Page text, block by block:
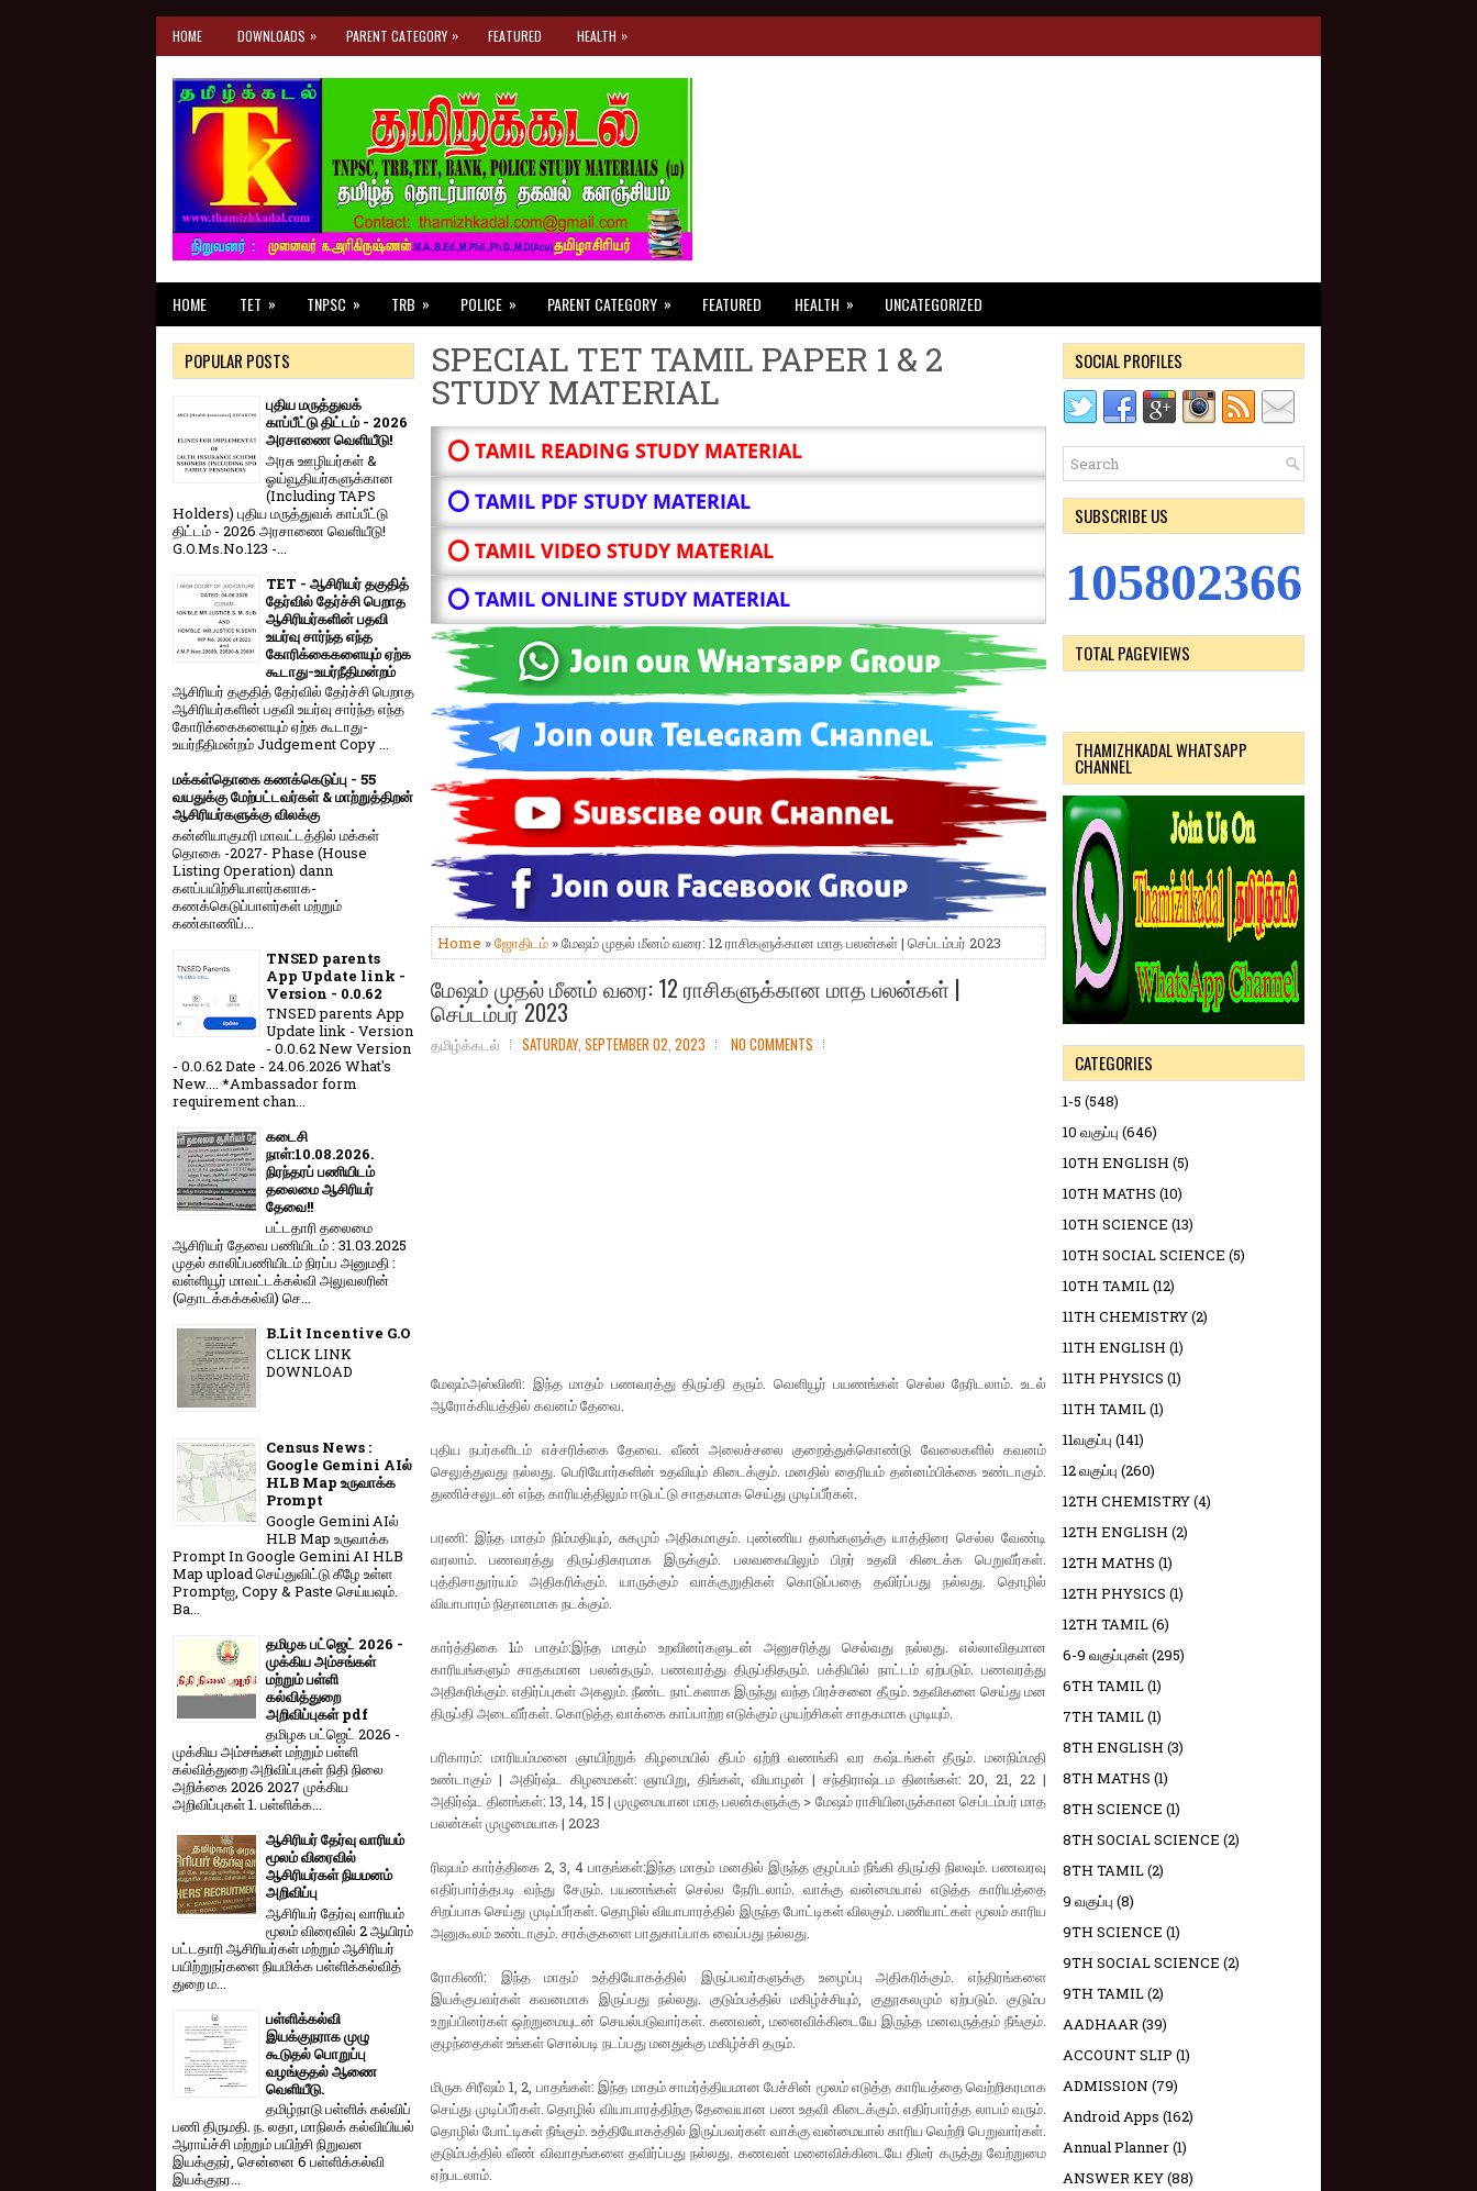
HOME DOWNLOADS » PARENT CATEGORY » FEATURED HEALTH »
HOME TET » TNPSC » TRB » POLICE » PARENT CATEGORY » FEATURED HEALTH » UNCATEGORIZED
SPECIAL TET TAMIL PAPER 1 & 2
STUDY MATERIAL
⭕ TAMIL READING STUDY MATERIAL
⭕ TAMIL PDF STUDY MATERIAL
⭕ TAMIL VIDEO STUDY MATERIAL
⭕ TAMIL ONLINE STUDY MATERIAL
Home »ஜோதிடம் » மேஷம் முதல் மீனம் வரை: 12 ராசிகளுக்கான மாத பலன்கள் | செப்டம்பர் 2023
மேஷம் முதல் மீனம் வரை: 12 ராசிகளுக்கான மாத பலன்கள் |
செப்டம்பர் 2023
தமிழ்க்கடல் SATURDAY, SEPTEMBER 02, 2023 NO COMMENTS
மேஷம்அஸ்வினி: இந்த மாதம் பணவரத்து திருப்தி தரும். வெளியூர் பயணங்கள் செல்ல நேரிடலாம். உடல்
ஆரோக்கியத்தில் கவனம் தேவை.
புதிய நபர்களிடம் எச்சரிக்கை தேவை. வீண் அலைச்சலை குறைத்துக்கொண்டு வேலைகளில் கவனம்
செலுத்துவது நல்லது. பெரியோர்களின் உதவியும் கிடைக்கும். மனதில் தைரியம் தன்னம்பிக்கை உண்டாகும்.
துணிச்சலுடன் எந்த காரியத்திலும் ஈடுபட்டு சாதகமாக செய்து முடிப்பீர்கள்.
பரணி: இந்த மாதம் நிம்மதியும், சுகமும் அதிகமாகும். புண்ணிய தலங்களுக்கு யாத்திரை செல்ல வேண்டி
வரலாம். பணவரத்து திருப்திகரமாக இருக்கும். பலவகையிலும் பிறர் உதவி கிடைக்க பெறுவீர்கள்.
புத்திசாதூர்யம் அதிகரிக்கும். யாருக்கும் வாக்குறுதிகள் கொடுப்பதை தவிர்ப்பது நல்லது. தொழில்
வியாபாரம் நிதானமாக நடக்கும்.
கார்த்திகை 1ம் பாதம்:இந்த மாதம் உறவினர்களுடன் அனுசரித்து செல்வது நல்லது. எல்லாவிதமான
காரியங்களும் சாதகமான பலன்தரும். பணவரத்து திருப்திதரும். பக்தியில் நாட்டம் ஏற்படும். பணவரத்து
அதிகரிக்கும். எதிர்ப்புகள் அகலும். நீண்ட நாட்களாக இருந்து வந்த பிரச்சனை தீரும். உதவிகளை செய்து மன
திருப்தி அடைவீர்கள். கொடுத்த வாக்கை காப்பாற்ற எடுக்கும் முயற்சிகள் சாதகமாக முடியும்.
பரிகாரம்: மாரியம்மனை ஞாயிற்றுக் கிழமையில் தீபம் ஏற்றி வணங்கி வர கஷ்டங்கள் தீரும். மனநிம்மதி
உண்டாகும் | அதிர்ஷ்ட கிழமைகள்: ஞாயிறு, திங்கள், வியாழன் | சந்திராஷ்டம தினங்கள்: 20, 21, 22 |
அதிர்ஷ்ட தினங்கள்: 13, 14, 15 | முழுமையான மாத பலன்களுக்கு > மேஷம் ராசியினருக்கான செப்டம்பர் மாத
பலன்கள் முழுமையாக | 2023
ரிஷபம் கார்த்திகை 2, 3, 4 பாதங்கள்:இந்த மாதம் மனதில் இருந்த குழப்பம் நீங்கி திருப்தி நிலவும். பணவரவு
எதிர்பார்த்தபடி வந்து சேரும். பயணங்கள் செல்ல நேரிடலாம். வாக்கு வன்மையால் எடுத்த காரியத்தை
சிறப்பாக செய்து முடிப்பீர்கள். தொழில் வியாபாரத்தில் இருந்த போட்டிகள் விலகும். பணியாட்கள் மூலம் காரிய
அனுகூலம் உண்டாகும். சரக்குகளை பாதுகாப்பாக வைப்பது நல்லது.
ரோகிணி: இந்த மாதம் உத்தியோகத்தில் இருப்பவர்களுக்கு உழைப்பு அதிகரிக்கும். எந்திரங்களை
இயக்குபவர்கள் கவனமாக இருப்பது நல்லது. குடும்பத்தில் மகிழ்ச்சியும், குதூகலமும் ஏற்படும். குடும்ப
உறுப்பினர்கள் ஒற்றுமையுடன் செயல்படுவார்கள். கணவன், மனைவிக்கிடையே இருந்த மனவருத்தம் நீங்கும்.
குழந்தைகள் உங்கள் சொல்படி நடப்பது மனதுக்கு மகிழ்ச்சி தரும்.
மிருக சிரீஷம் 1, 2, பாதங்கள்: இந்த மாதம் சாமர்த்தியமான பேச்சின் மூலம் எடுத்த காரியத்தை வெற்றிகரமாக
செய்து முடிப்பீர்கள். தொழில் வியாபாரத்திற்கு தேவையான பண உதவி கிடைக்கும். எதிர்பார்த்த லாபம் வரும்.
தொழில் போட்டிகள் நீங்கும். உத்தியோகத்தில் இருப்பவர்கள் வாக்கு வன்மையால் காரிய வெற்றி பெறுவார்கள்.
குடும்பத்தில் வீண் விவாதங்களை தவிர்ப்பது நல்லது. கணவன் மனைவிக்கிடையே திடீர் கருத்து வேற்றுமை
ஏற்படலாம்.
POPULAR POSTS
புதிய மருத்துவக்
காப்பீட்டு திட்டம் - 2026
அரசாணை வெளியீடு!
அரசு ஊழியர்கள் &
ஓய்வூதியர்களுக்கான
(Including TAPS
Holders) புதிய மருத்துவக் காப்பீட்டு
திட்டம் - 2026 அரசாணை வெளியீடு!
G.O.Ms.No.123 -...
TET - ஆசிரியர் தகுதித்
தேர்வில் தேர்ச்சி பெறாத
ஆசிரியர்களின் பதவி
உயர்வு சார்ந்த எந்த
கோரிக்கைகளையும் ஏற்க
கூடாது-உயர்நீதிமன்றம்
ஆசிரியர் தகுதித் தேர்வில் தேர்ச்சி பெறாத
ஆசிரியர்களின் பதவி உயர்வு சார்ந்த எந்த
கோரிக்கைகளையும் ஏற்க கூடாது-
உயர்நீதிமன்றம் Judgement Copy ...
மக்கள்தொகை கணக்கெடுப்பு - 55
வயதுக்கு மேற்பட்டவர்கள் & மாற்றுத்திறன்
ஆசிரியர்களுக்கு விலக்கு
கன்னியாகுமரி மாவட்டத்தில் மக்கள்
தொகை -2027- Phase (House
Listing Operation) dann
களப்பயிற்சியாளர்களாக-
கணக்கெடுப்பாளர்கள் மற்றும்
கண்காணிப்...
TNSED parents
App Update link -
Version - 0.0.62
TNSED parents App
Update link - Version
- 0.0.62 New Version
- 0.0.62 Date - 24.06.2026 What's
New.... *Ambassador form
requirement chan...
கடைசி
நாள்:10.08.2026.
நிரந்தரப் பணியிடம்
தலைமை ஆசிரியர்
தேவை!!
பட்டதாரி தலைமை
ஆசிரியர் தேவை பணியிடம் : 31.03.2025
முதல் காலிப்பணியிடம் நிரப்ப அனுமதி :
வள்ளியூர் மாவட்டக்கல்வி அலுவலரின்
(தொடக்கக்கல்வி) செ...
B.Lit Incentive G.O
CLICK LINK
DOWNLOAD
Census News :
Google Gemini AIல்
HLB Map உருவாக்க
Prompt
Google Gemini AIல்
HLB Map உருவாக்க
Prompt In Google Gemini AI HLB
Map upload செய்துவிட்டு கீழே உள்ள
Promptஐ, Copy & Paste செய்யவும்.
Ba...
தமிழக பட்ஜெட் 2026 -
முக்கிய அம்சங்கள்
மற்றும் பள்ளி
கல்வித்துறை
அறிவிப்புகள் pdf
தமிழக பட்ஜெட் 2026 -
முக்கிய அம்சங்கள் மற்றும் பள்ளி
கல்வித்துறை அறிவிப்புகள் நிதி நிலை
அறிக்கை 2026 2027 முக்கிய
அறிவிப்புகள் 1. பள்ளிக்க...
ஆசிரியர் தேர்வு வாரியம்
மூலம் விரைவில்
ஆசிரியர்கள் நியமனம்
அறிவிப்பு
ஆசிரியர் தேர்வு வாரி​யம்
மூலம் விரை​வில் 2 ஆயிரம்
பட்​ட​தாரி ஆசிரியர்​கள் மற்​றும் ஆசிரியர்
பயிற்றுநர்​களை நியமிக்க பள்​ளிக்​கல்​வித்​
துறை ம...
பள்ளிக்கல்வி
இயக்குநராக முழு
கூடுதல் பொறுப்பு
வழங்குதல் ஆணை
வெளியீடு.
தமிழ்நாடு பள்ளிக் கல்விப்
பணி திருமதி. ந. லதா, மாநிலக் கல்வியியல்
ஆராய்ச்சி மற்றும் பயிற்சி நிறுவன
இயக்குநர், சென்னை 6 பள்ளிக்கல்வி
இயக்குநர...
SOCIAL PROFILES
SUBSCRIBE US
105802366
TOTAL PAGEVIEWS
THAMIZHKADAL WHATSAPP
CHANNEL
CATEGORIES
1-5 (548)
10 வகுப்பு (646)
10TH ENGLISH (5)
10TH MATHS (10)
10TH SCIENCE (13)
10TH SOCIAL SCIENCE (5)
10TH TAMIL(12)
11TH CHEMISTRY(2)
11TH ENGLISH (1)
11TH PHYSICS (1)
11TH TAMIL(1)
11வகுப்பு (141)
12 வகுப்பு (260)
12TH CHEMISTRY(4)
12TH ENGLISH (2)
12TH MATHS (1)
12TH PHYSICS (1)
12TH TAMIL(6)
6-9 வகுப்புகள்(295)
6TH TAMIL(1)
7TH TAMIL(1)
8TH ENGLISH (3)
8TH MATHS (1)
8TH SCIENCE (1)
8TH SOCIAL SCIENCE (2)
8TH TAMIL(2)
9 வகுப்பு (8)
9TH SCIENCE (1)
9TH SOCIAL SCIENCE (2)
9TH TAMIL(2)
AADHAAR(39)
ACCOUNT SLIP (1)
ADMISSION (79)
Android Apps (162)
Annual Planner(1)
ANSWER KEY(88)